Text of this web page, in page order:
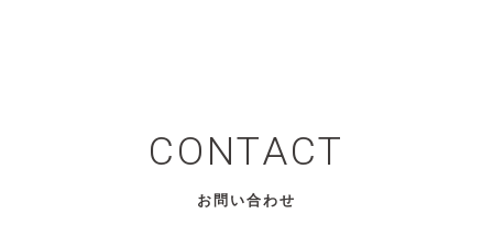
CONTACT
お問い合わせ